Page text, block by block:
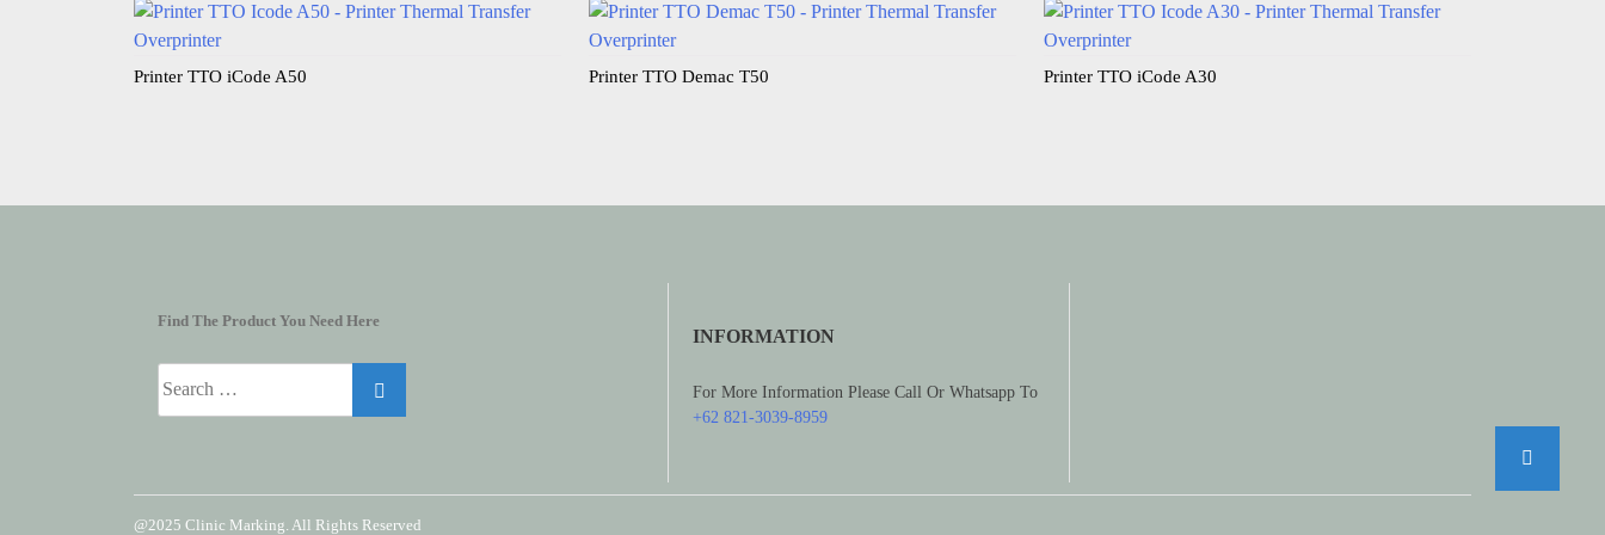
Printer TTO iCode A50 Printer TTO Demac T50 Printer TTO iCode A30
Find The Product You Need Here
INFORMATION
For More Information Please Call Or Whatsapp To
+62 821-3039-8959
@2025 Clinic Marking. All Rights Reserved